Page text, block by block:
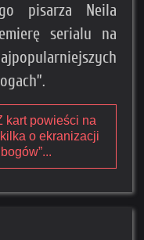
pisarza Neila
serialu na
kart powieści na
o ekranizacji